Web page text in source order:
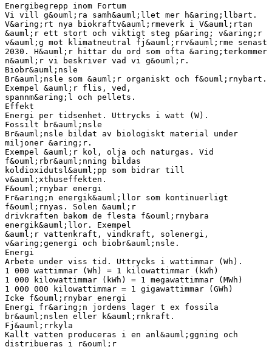
Energibegrepp inom Fortum
Vi vill g&ouml;ra samh&auml;llet mer h&aring;llbart.
V&aring;rt nya biokraftv&auml;rmeverk i V&auml;rtan
&auml;r ett stort och viktigt steg p&aring; v&aring;r
v&auml;g mot klimatneutral fj&auml;rrv&auml;rme senast
2030. H&auml;r hittar du ord som ofta &aring;terkommer
n&auml;r vi beskriver vad vi g&ouml;r.
Biobr&auml;nsle
Br&auml;nsle som &auml;r organiskt och f&ouml;rnybart.
Exempel &auml;r flis, ved,
spannm&aring;l och pellets.
Effekt
Energi per tidsenhet. Uttrycks i watt (W).
Fossilt br&auml;nsle
Br&auml;nsle bildat av biologiskt material under
miljoner &aring;r.
Exempel &auml;r kol, olja och naturgas. Vid
f&ouml;rbr&auml;nning bildas
koldioxidutsl&auml;pp som bidrar till
v&auml;xthuseffekten.
F&ouml;rnybar energi
Fr&aring;n energik&auml;llor som kontinuerligt
f&ouml;rnyas. Solen &auml;r
drivkraften bakom de flesta f&ouml;rnybara
energik&auml;llor. Exempel
&auml;r vattenkraft, vindkraft, solenergi,
v&aring;genergi och biobr&auml;nsle.
Energi
Arbete under viss tid. Uttrycks i wattimmar (Wh).
1 000 wattimmar (Wh) = 1 kilowattimmar (kWh)
1 000 kilowattimmar (kWh) = 1 megawattimmar (MWh)
1 000 000 kilowattimmar = 1 gigawattimmar (GWh)
Icke f&ouml;rnybar energi
Energi fr&aring;n jordens lager t ex fossila
br&auml;nslen eller k&auml;rnkraft.
Fj&auml;rrkyla
Kallt vatten produceras i en anl&auml;ggning och
distribueras i r&ouml;r